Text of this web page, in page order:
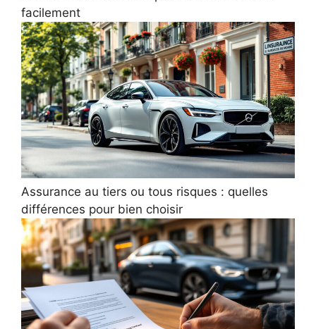
facilement
Assurance au tiers ou tous risques : quelles
différences pour bien choisir